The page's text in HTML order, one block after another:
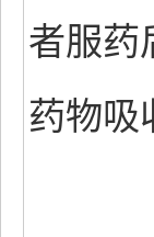
者服药
药物吸